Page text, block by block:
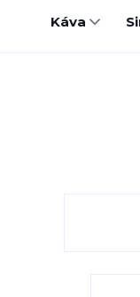
Káva